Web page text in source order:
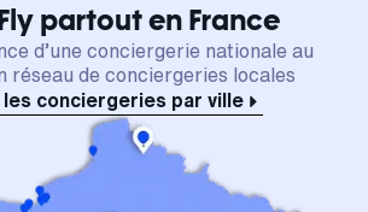
partout en France
d’une conciergerie nationale au
réseau de conciergeries locales
les conciergeries par ville